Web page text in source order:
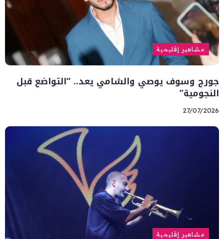
مشاهير إقليمية
جورج وسوف يوصي والشامي يعد.. “التواضع قبل
النجومية”
27/07/2026
مشاهير إقليمية